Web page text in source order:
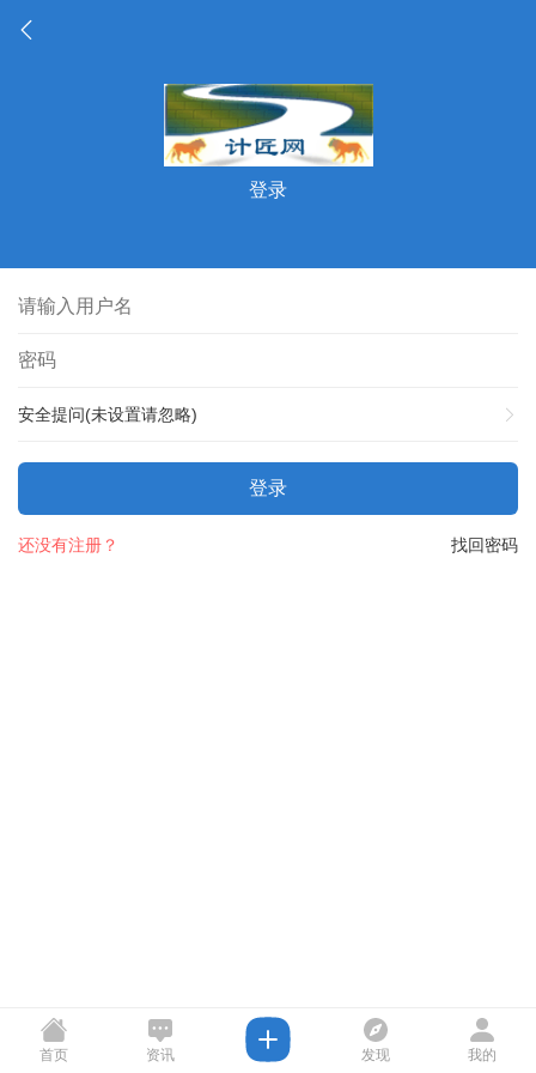
登录
安全提问(未设置请忽略)
登录
找回密码
还没有注册？
首页 资讯 发现 我的